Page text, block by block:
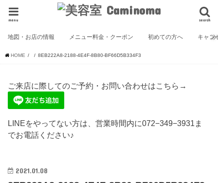
search
menu
地図・お店の情報 メニュー料金・クーポン 初めての方へ キャン
HOME 8EB222A8-2188-4E4F-8B80-BF66D5B334F3
ご来店に際してのご予約・お問い合わせはこちら→
LINEをやってない方は、営業時間内に072−349−3931ま
でお電話ください♪
2021.01.08